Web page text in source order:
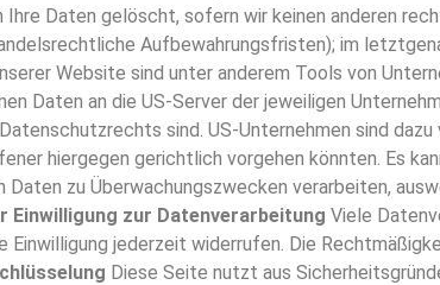
Daten gelöscht, sofern wir keinen anderen
Aufbewahrungsfristen); im
Website sind unter anderem Tools von
Daten an die US-Server der jeweiligen
sind. US-Unternehmen sind
hiergegen gerichtlich vorgehen könnten. Es
zu Überwachungszwecken verarbeiten,
Einwilligung zur Datenverarbeitung Viele
jederzeit widerrufen. Die
Diese Seite nutzt aus